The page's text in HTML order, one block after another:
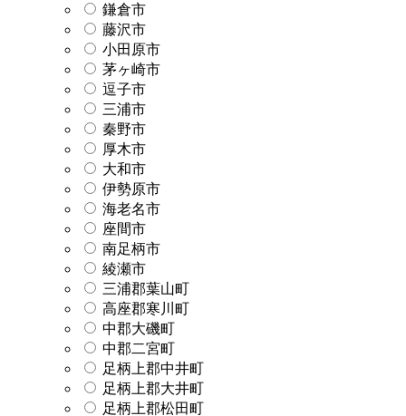
鎌倉市
藤沢市
小田原市
茅ヶ崎市
逗子市
三浦市
秦野市
厚木市
大和市
伊勢原市
海老名市
座間市
南足柄市
綾瀬市
三浦郡葉山町
高座郡寒川町
中郡大磯町
中郡二宮町
足柄上郡中井町
足柄上郡大井町
足柄上郡松田町